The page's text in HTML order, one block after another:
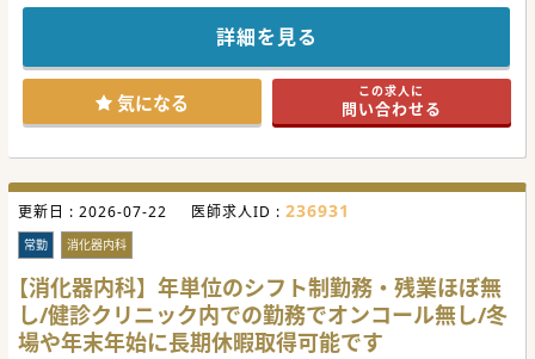
所を運営しております。
訪問診療の登録患者様が100名を超えてさらに増加している
ため、訪問診療メインでご勤務をお願いできる先生の募集で
す。
新規募集のため、入職時期はご相談可能です。
お気軽にお問い合わせください。
#秋入職可
詳細を見る
気になる この求人に
問い合わせる
更新日 : 2026-07-22 医師求人ID : 236931
常勤 消化器内科
【消化器内科】年単位のシフト制勤務・残業ほぼ無
し/健診クリニック内での勤務でオンコール無し/冬
場や年末年始に長期休暇取得可能です